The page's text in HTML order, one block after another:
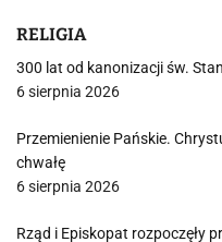
RELIGIA
300 lat od kanonizacji św.
6 sierpnia 2026
Przemienienie Pańskie.
chwałę
6 sierpnia 2026
Rząd i Episkopat rozpoczęły